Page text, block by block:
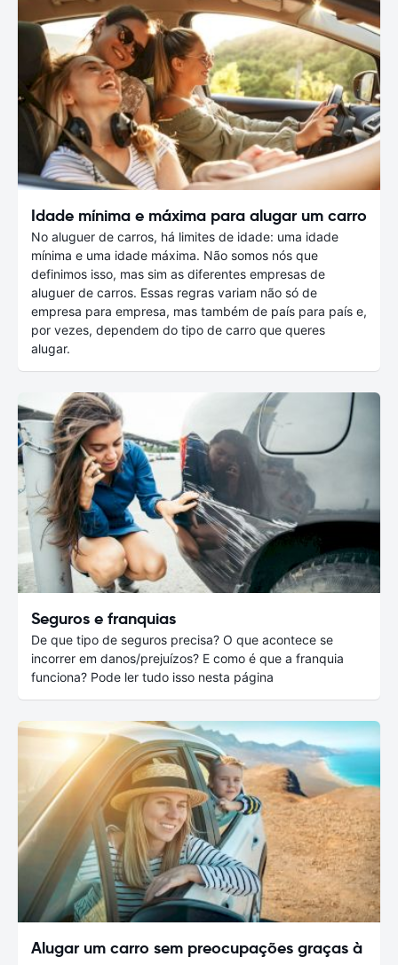
Idade mínima e máxima para alugar um carro
No aluguer de carros, há limites de idade: uma idade
mínima e uma idade máxima. Não somos nós que
definimos isso, mas sim as diferentes empresas de
aluguer de carros. Essas regras variam não só de
empresa para empresa, mas também de país para país e,
por vezes, dependem do tipo de carro que queres
alugar.
Seguros e franquias
De que tipo de seguros precisa? O que acontece se
incorrer em danos/prejuízos? E como é que a franquia
funciona? Pode ler tudo isso nesta página
Alugar um carro sem preocupações graças à